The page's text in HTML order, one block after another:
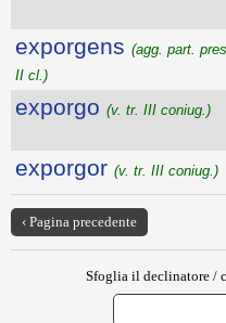
exporgens (agg. part.
II cl.)
exporgo (v. tr. III coniug.)
exporgor (v. tr. III coniug.)
‹ Pagina precedente
Sfoglia il declinatore /